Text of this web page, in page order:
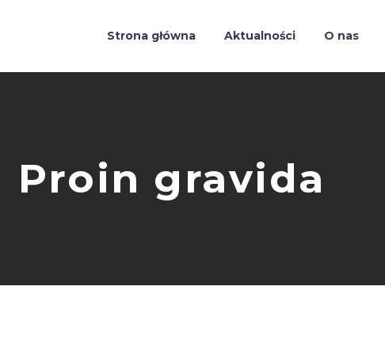
Strona główna Aktualności O nas
Proin gravida